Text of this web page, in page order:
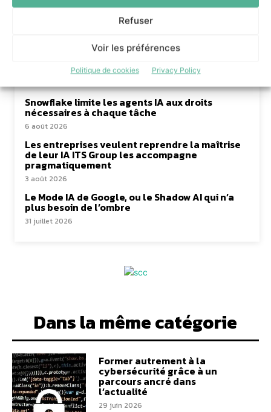
Refuser
Voir les préférences
Politique de cookies Privacy Policy
malgré des freins
6 août 2026
Snowflake limite les agents IA aux droits
nécessaires à chaque tâche
6 août 2026
Les entreprises veulent reprendre la maîtrise
de leur IA ITS Group les accompagne
pragmatiquement
3 août 2026
Le Mode IA de Google, ou le Shadow AI qui n’a
plus besoin de l’ombre
31 juillet 2026
Dans la même catégorie
Former autrement à la
cybersécurité grâce à un
parcours ancré dans
l’actualité
29 juin 2026